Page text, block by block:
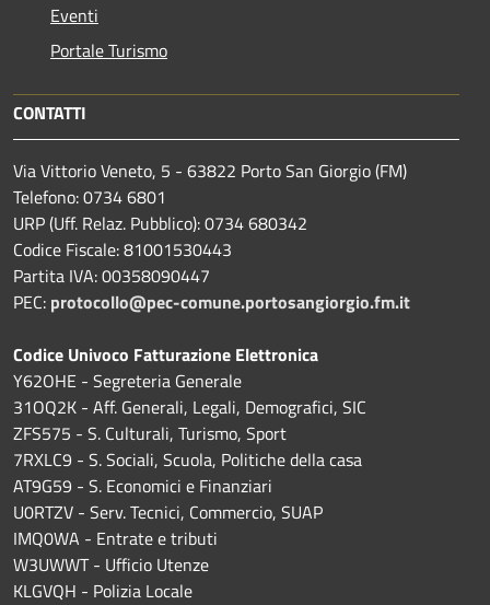
Eventi
Portale Turismo
CONTATTI
Via Vittorio Veneto, 5 - 63822 Porto San Giorgio (FM)
Telefono: 0734 6801
URP (Uff. Relaz. Pubblico): 0734 680342
Codice Fiscale: 81001530443
Partita IVA: 00358090447
PEC: protocollo@pec-comune.portosangiorgio.fm.it
Codice Univoco Fatturazione Elettronica
Y62OHE - Segreteria Generale
31OQ2K - Aff. Generali, Legali, Demografici, SIC
ZFS575 - S. Culturali, Turismo, Sport
7RXLC9 - S. Sociali, Scuola, Politiche della casa
AT9G59 - S. Economici e Finanziari
U0RTZV - Serv. Tecnici, Commercio, SUAP
IMQ0WA - Entrate e tributi
W3UWWT - Ufficio Utenze
KLGVQH - Polizia Locale